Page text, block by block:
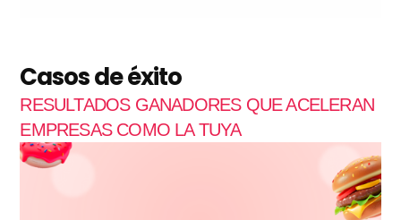
Casos de éxito
RESULTADOS GANADORES QUE ACELERAN
EMPRESAS COMO LA TUYA